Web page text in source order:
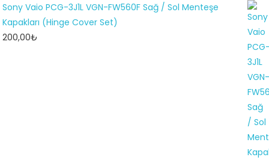
Sony Vaio PCG-3J1L VGN-FW560F Sağ / Sol Menteşe
Kapakları (Hinge Cover Set)
200,00₺